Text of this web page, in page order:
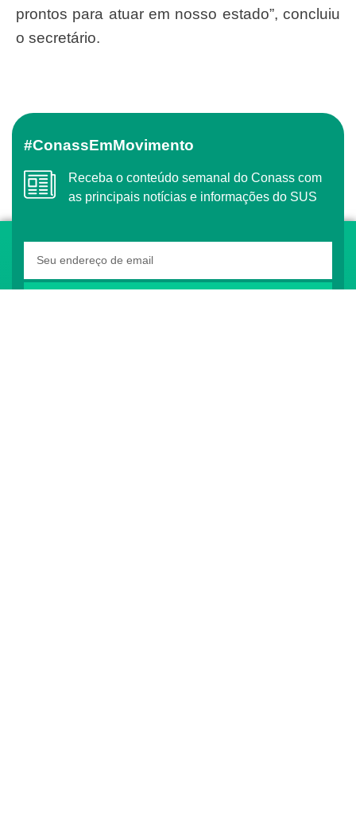
prontos para atuar em nosso estado”, concluiu
o secretário.
#ConassEmMovimento
Receba o conteúdo semanal do Conass com
as principais notícias e informações do SUS